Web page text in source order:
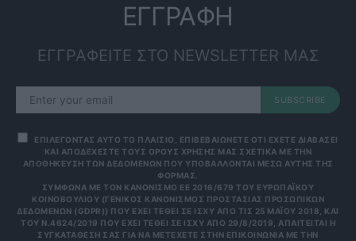
ΕΓΓΡΑΦΗ
ΕΓΓΡΑΦΕΙΤΕ ΣΤΟ NEWSLETTER ΜΑΣ
SUBSCRIBE
ΕΠΙΛΕΓΟΝΤΑΣ ΑΥΤΟ ΤΟ ΠΛΑΙΣΙΟ, ΕΠΙΒΕΒΑΙΩΝΕΤΕ ΟΤΙ ΕΧΕΤΕ ΔΙΑΒΑΣΕΙ
ΚΑΙ ΑΠΟΔΕΧΕΣΤΕ ΤΟΥΣ ΟΡΟΥΣ ΧΡΗΣΗΣ ΜΑΣ ΣΧΕΤΙΚΑ ΜΕ ΤΗΝ
ΑΠΟΘΗΚΕΥΣΗ ΤΩΝ ΔΕΔΟΜΕΝΩΝ ΠΟΥ ΥΠΟΒΑΛΛΟΝΤΑΙ ΜΕΣΩ ΑΥΤΗΣ ΤΗΣ
ΦΟΡΜΑΣ.
ΣΎΜΦΩΝΑ ΜΕ ΤΟΝ ΚΑΝΟΝΙΣΜΌ ΕΕ 2016/679 ΤΟΥ ΕΥΡΩΠΑΪΚΟΎ
ΚΟΙΝΟΒΟΥΛΊΟΥ {ΓΕΝΙΚΌΣ ΚΑΝΟΝΙΣΜΌΣ ΠΡΟΣΤΑΣΊΑΣ ΠΡΟΣΩΠΙΚΏΝ
ΔΕΔΟΜΈΝΩΝ (GDPR)} ΠΟΥ ΈΧΕΙ ΤΕΘΕΊ ΣΕ ΙΣΧΎ ΑΠΌ ΤΙΣ 25 ΜΑΪ́ΟΥ 2018, ΚΑΙ
ΤΟΥ Ν.4624/2019 ΠΟΥ ΈΧΕΙ ΤΕΘΕΊ ΣΕ ΙΣΧΎ ΑΠΌ 29/8/2019, ΑΠΑΙΤΕΊΤΑΙ Η
ΣΥΓΚΑΤΆΘΕΣΉ ΣΑΣ ΓΙΑ ΝΑ ΜΕΤΈΧΕΤΕ ΣΤΗΝ ΕΠΙΚΟΙΝΩΝΊΑ ΜΕ ΤΗΝ